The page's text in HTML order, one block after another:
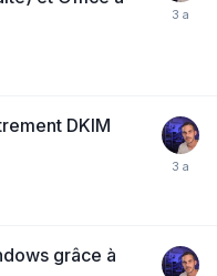
DKIM
grâce à